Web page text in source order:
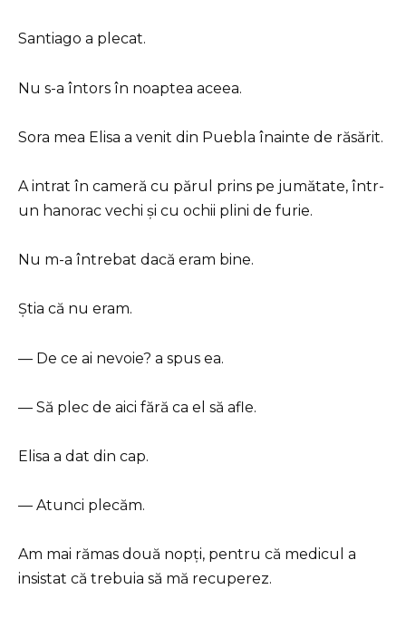
Santiago a plecat.
Nu s-a întors în noaptea aceea.
Sora mea Elisa a venit din Puebla înainte de răsărit.
A intrat în cameră cu părul prins pe jumătate, într-
un hanorac vechi și cu ochii plini de furie.
Nu m-a întrebat dacă eram bine.
Știa că nu eram.
— De ce ai nevoie? a spus ea.
— Să plec de aici fără ca el să afle.
Elisa a dat din cap.
— Atunci plecăm.
Am mai rămas două nopți, pentru că medicul a
insistat că trebuia să mă recuperez.